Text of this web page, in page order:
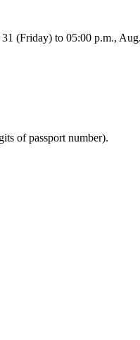
(Friday) to 05:00 p.m.,
of passport number).